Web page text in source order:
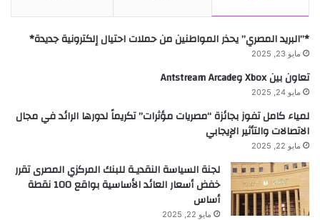
*”البريد المصري” يحذر المواطنين من حملات احتيال إلكترونية جديدة*
مايو 23, 2025
تعاون بين Xbox وAntstream Arcade
مايو 24, 2025
لمياء كامل تفوز بجائزة “مصريات مؤثرات” تكريماً لدورها الرائد في مجال
الاتصالات والتأثير الإيجابي
مايو 22, 2025
لجنة السياسة النقديـة للبنك المركزي المصرى تقرر
خفض أسعار العائد الأساسية بواقع 100 نقطة
أساس
مايو 22, 2025